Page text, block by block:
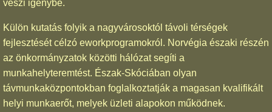
veszi igénybe.
Külön kutatás folyik a nagyvárosoktól távoli térségek
fejlesztését célzó eworkprogramokról. Norvégia északi részén
az önkormányzatok közötti hálózat segíti a
munkahelyteremtést. Észak-Skóciában olyan
távmunkaközpontokban foglalkoztatják a magasan kvalifikált
helyi munkaerőt, melyek üzleti alapokon működnek.